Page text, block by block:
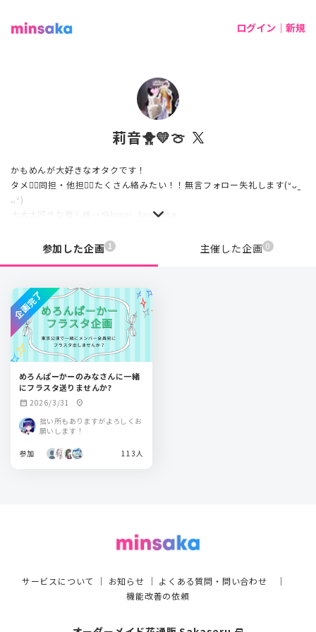
ログイン｜新規
莉音🐥💛🍈
かもめんが大好きなオタクです！
タメ🙆‍♀️同担・他担🙆‍♀️たくさん絡みたい！！無言フォロー失礼します(ᐡᴗ ̫
ᴗᐡ)
大大大好きな推し様→@kuroi_kamome
参加した企画 1 主催した企画 0
めろんぱーかーのみなさんに一緒
にフラスタ送りませんか?
calendar_month 2026/3/31 location_on
拙い所もありますがよろしくお
願いします！
参加 113人
企画完了
サービスについて ｜ お知らせ ｜ よくある質問・問い合わせ ｜
機能改善の依頼